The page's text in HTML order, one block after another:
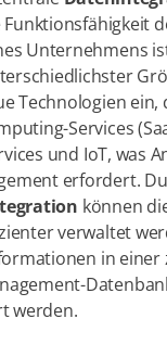
Unternehmens
Technologien
Services
und IoT, was
erfordert.
können
verwaltet
in einer
werden.